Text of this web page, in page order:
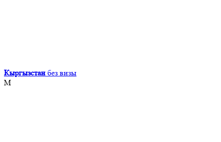
Кыргызcтан без визы
М